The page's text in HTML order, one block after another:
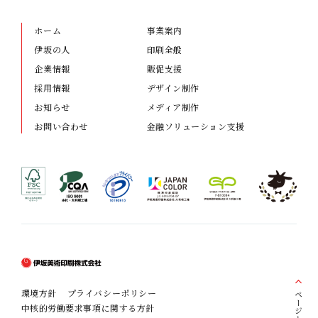
ホーム
伊坂の人
企業情報
採用情報
お知らせ
お問い合わせ
事業案内
印刷全般
販促支援
デザイン制作
メディア制作
金融ソリューション支援
環境方針
プライバシーポリシー
中核的労働要求事項に関する方針